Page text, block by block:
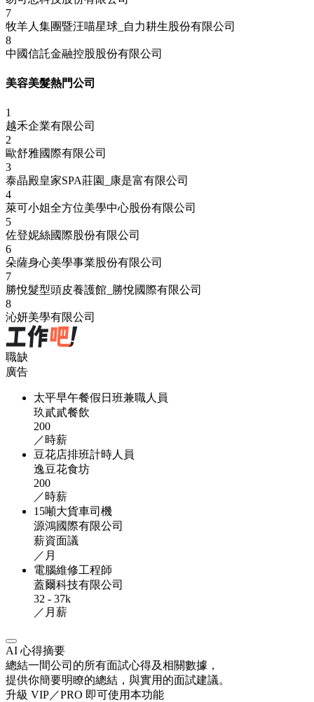
7
牧羊人集團暨汪喵星球_自力耕生股份有限公司
8
中國信託金融控股股份有限公司
美容美髮熱門公司
1
越禾企業有限公司
2
歐舒雅國際有限公司
3
泰晶殿皇家SPA莊園_康是富有限公司
4
萊可小姐全方位美學中心股份有限公司
5
佐登妮絲國際股份有限公司
6
朵薩身心美學事業股份有限公司
7
勝悅髮型頭皮養護館_勝悅國際有限公司
8
沁妍美學有限公司
職缺
廣告
太平早午餐假日班兼職人員
玖貳貳餐飲
200
／時薪
豆花店排班計時人員
逸豆花食坊
200
／時薪
15噸大貨車司機
源鴻國際有限公司
薪資面議
／月
電腦維修工程師
蓋爾科技有限公司
32 - 37k
／月薪
AI 心得摘要
總結一間公司的所有面試心得及相關數據，
提供你簡要明瞭的總結，與實用的面試建議。
升級 VIP／PRO 即可使用本功能